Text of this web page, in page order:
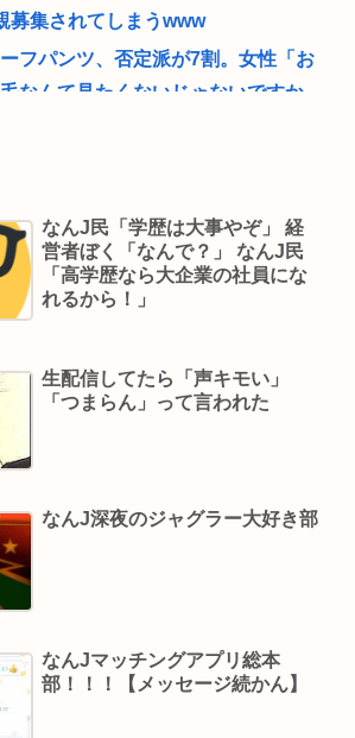
募集されてしまうwww
フパンツ、否定派が7割。女性「お
なんて見たくないじゃないですか
速ランキング1位の記事がこれ。ど
ータ要素、ネーミングセンスしか
くらいなら死を選ぶ 7割超え
カは最強なんだぁ…本気出してな
ぁ…」👈こいつのこの情熱なんな
撃解散…メンバーは給料未払い告
歳までずっとタレント消費されて
？
大女優・小川真由美（享年86）が
死去していた 実娘が明かす「毒母」
晩年
なんJ民「学歴は大事やぞ」 経
営者ぼく「なんで？」 なんJ民
「高学歴なら大企業の社員にな
れるから！」
生配信してたら「声キモい」
「つまらん」って言われた
なんJ深夜のジャグラー大好き部
なんJマッチングアプリ総本
部！！！【メッセージ続かん】